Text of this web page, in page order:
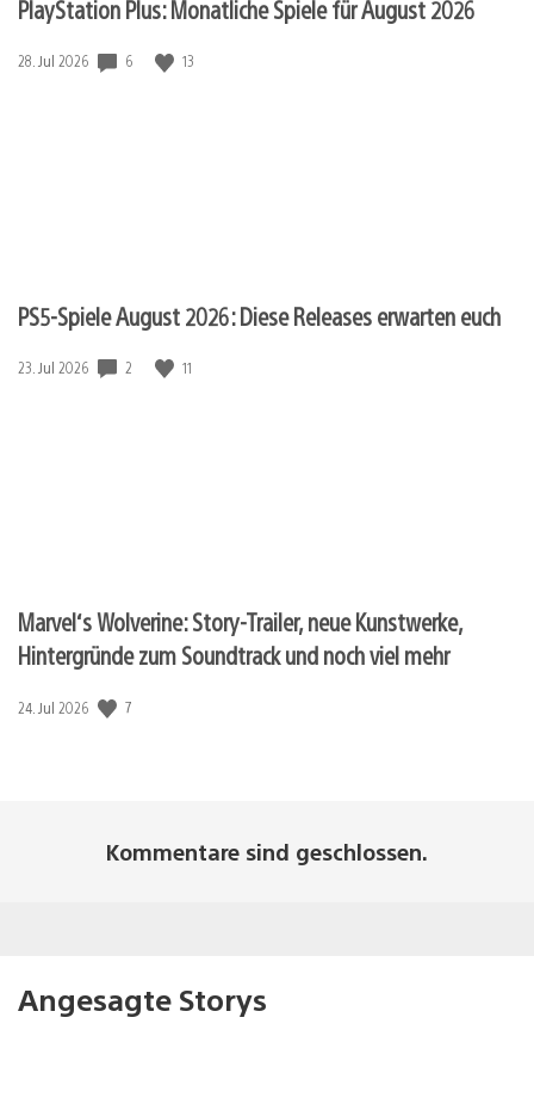
PlayStation Plus: Monatliche Spiele für August 2026
Veröffentlichungsdatum:
28. Jul 2026 6 13
PS5-Spiele August 2026: Diese Releases erwarten euch
Veröffentlichungsdatum:
23. Jul 2026 2 11
Marvel‘s Wolverine: Story-Trailer, neue Kunstwerke,
Hintergründe zum Soundtrack und noch viel mehr
Veröffentlichungsdatum:
24. Jul 2026 7
Kommentare sind geschlossen.
Angesagte Storys